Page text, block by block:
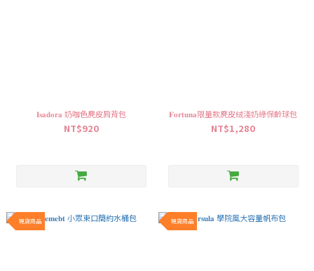
𝐈𝐬𝐚𝐝𝐨𝐫𝐚 奶咖色麂皮肩背包
NT$920
𝐅𝐨𝐫𝐭𝐮𝐧𝐚限量款麂皮絨淺奶綠保齡球包
NT$1,280
現貨商品 現貨商品